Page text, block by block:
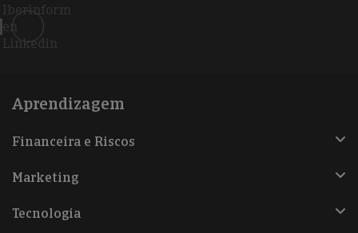
Iberinform
en
Linkedin
Aprendizagem
Financeira e Riscos
Marketing
Tecnologia